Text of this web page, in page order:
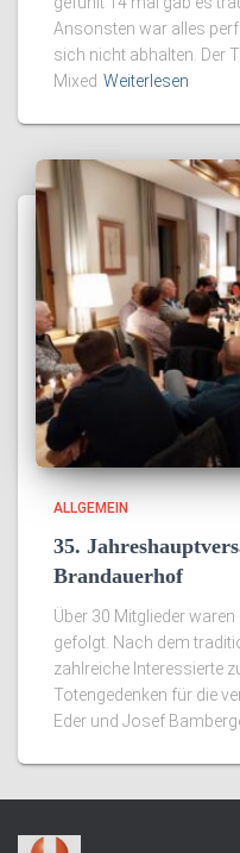
Ansonsten war alles
sich nicht abhalten. Der
Mixed Weiterlesen
ALLGEMEIN
35.
Brandauerhof
Über 30 Mitglieder
gefolgt. Nach dem
zahlreiche Interessierte
Totengedenken für die
Eder und Josef